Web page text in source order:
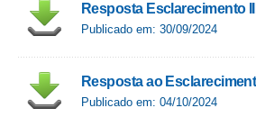
Resposta Esclarecimento
Publicado em: 30/09/2024
Resposta ao
Publicado em: 04/10/2024